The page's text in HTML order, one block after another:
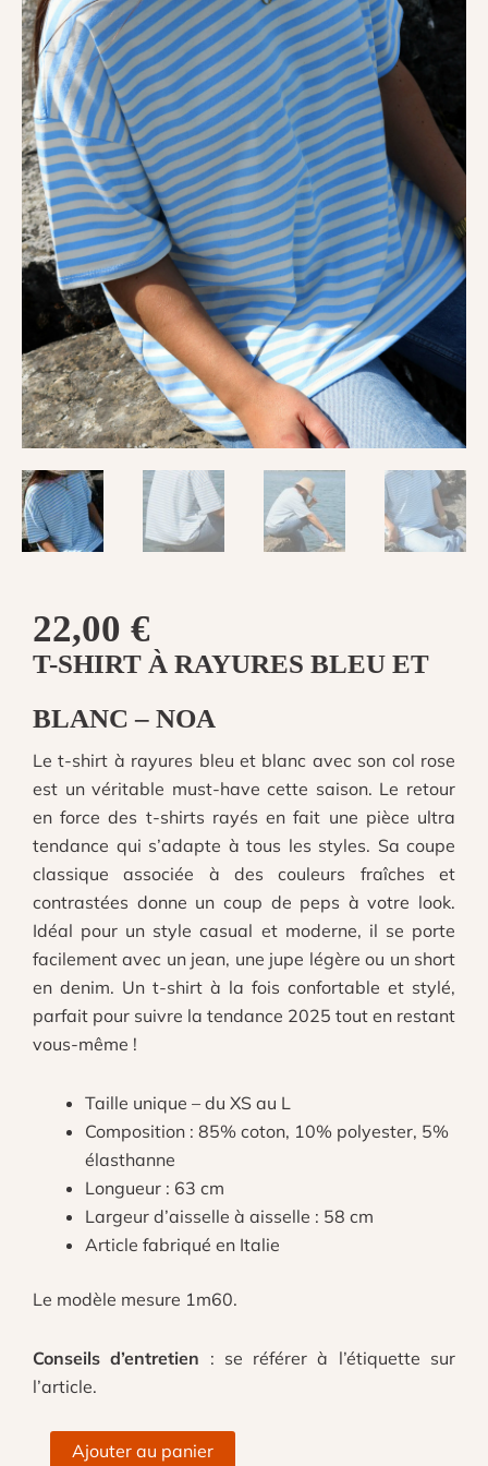
22,00 €
T-SHIRT À RAYURES BLEU ET
BLANC – NOA
Le t-shirt à rayures bleu et blanc avec son col rose
est un véritable must-have cette saison. Le retour
en force des t-shirts rayés en fait une pièce ultra
tendance qui s’adapte à tous les styles. Sa coupe
classique associée à des couleurs fraîches et
contrastées donne un coup de peps à votre look.
Idéal pour un style casual et moderne, il se porte
facilement avec un jean, une jupe légère ou un short
en denim. Un t-shirt à la fois confortable et stylé,
parfait pour suivre la tendance 2025 tout en restant
vous-même !
Taille unique – du XS au L
Composition : 85% coton, 10% polyester, 5%
élasthanne
Longueur : 63 cm
Largeur d’aisselle à aisselle : 58 cm
Article fabriqué en Italie
Le modèle mesure 1m60.
Conseils d’entretien : se référer à l’étiquette sur
l’article.
quantitéAjouter au panier